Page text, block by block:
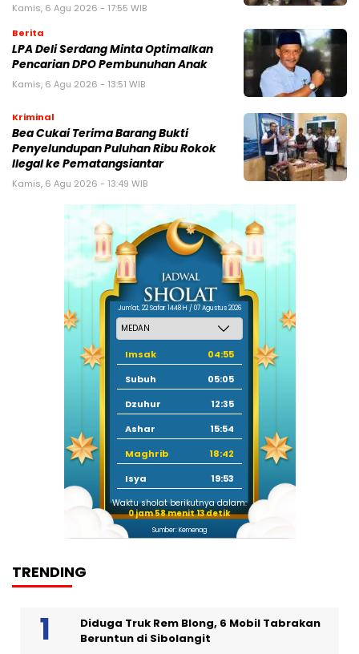
Kamis, 6 Agu 2026 - 17:55 WIB
Berita
LPA Deli Serdang Minta Optimalkan
Pencarian DPO Pembunuhan Anak
Kamis, 6 Agu 2026 - 13:51 WIB
Kriminal
Bea Cukai Terima Barang Bukti
Penyelundupan Puluhan Ribu Rokok
Ilegal ke Pematangsiantar
Kamis, 6 Agu 2026 - 13:49 WIB
Jum'at, 22 Safar 1448 H / 07 Agustus 2026
Imsak
04:55
Subuh
05:05
Dzuhur
12:35
Ashar
15:54
Maghrib
18:42
Isya
19:53
Waktu sholat berikutnya dalam:
0 jam 58 menit 13 detik
Sumber: Kemenag
TRENDING
Diduga Truk Rem Blong, 6 Mobil Tabrakan
Beruntun di Sibolangit